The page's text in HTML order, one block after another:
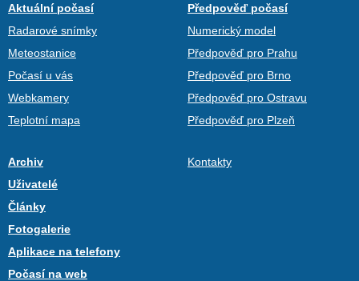
Aktuální počasí
Radarové snímky
Meteostanice
Počasí u vás
Webkamery
Teplotní mapa
Předpověď počasí
Numerický model
Předpověď pro Prahu
Předpověď pro Brno
Předpověď pro Ostravu
Předpověď pro Plzeň
Archiv
Uživatelé
Články
Fotogalerie
Aplikace na telefony
Počasí na web
Kontakty